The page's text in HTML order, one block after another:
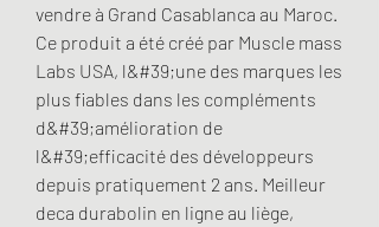
vendre à Grand Casablanca au Maroc.
Ce produit a été créé par Muscle mass
Labs USA, l&#39;une des marques les
plus fiables dans les compléments
d&#39;amélioration de
l&#39;efficacité des développeurs
depuis pratiquement 2 ans. Meilleur
deca durabolin en ligne au liège,